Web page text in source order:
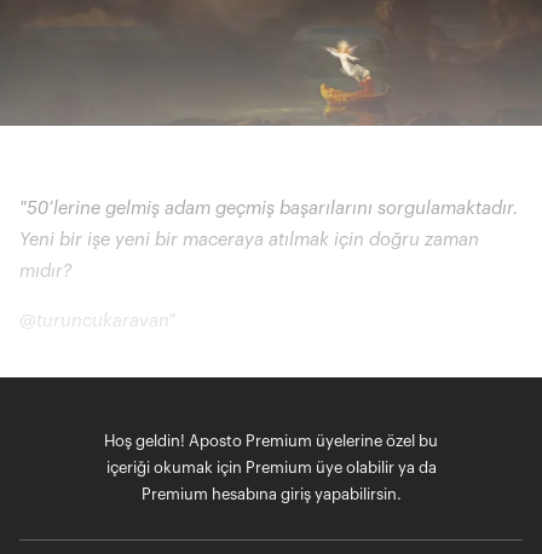
"50’lerine gelmiş adam geçmiş başarılarını sorgulamaktadır.
Yeni bir işe yeni bir maceraya atılmak için doğru zaman
mıdır?
@turuncukaravan"
Hoş geldin! Aposto Premium üyelerine özel bu
içeriği okumak için Premium üye olabilir ya da
Premium hesabına giriş yapabilirsin.